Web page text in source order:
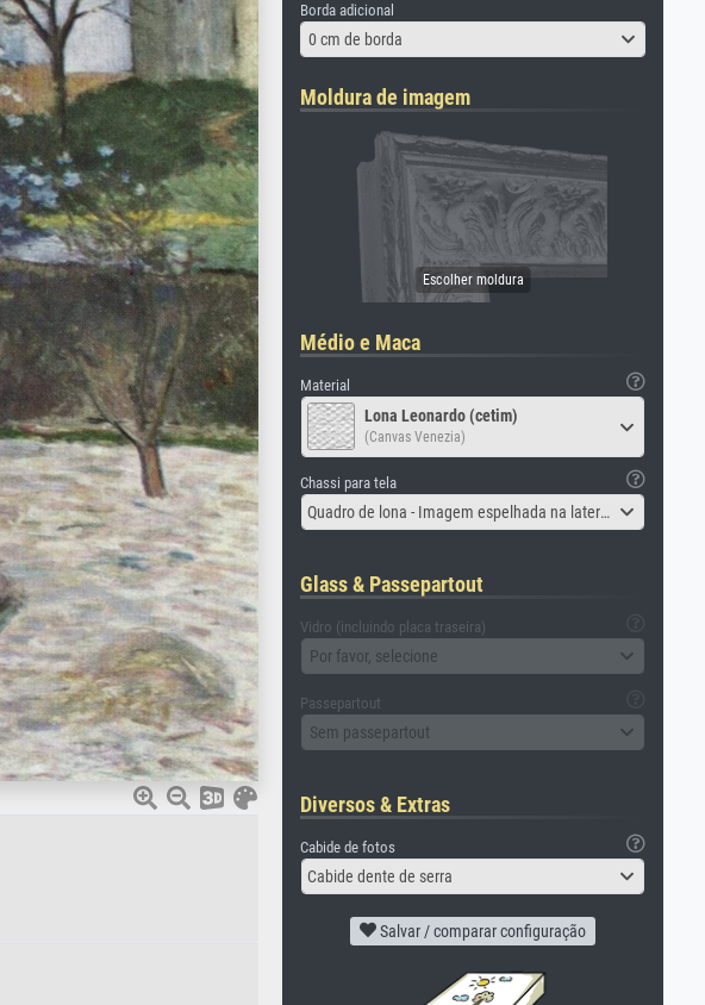
Borda adicional
0 cm de borda
Moldura de imagem
Médio e Maca
Material
Lona Leonardo (cetim)
(Canvas Venezia)
Chassi para tela
Quadro de lona - Imagem espelhada na lateral
Glass & Passepartout
Vidro (incluindo placa traseira)
Por favor, selecione
Passepartout
Sem passepartout
Diversos & Extras
Cabide de fotos
Cabide dente de serra
Salvar / comparar configuração